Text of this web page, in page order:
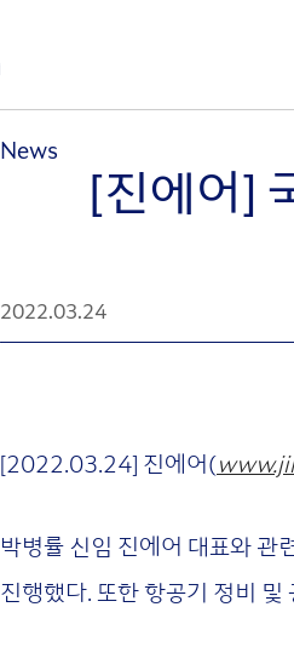
News
[진에어]
2022.03.24
[2022.03.24] 진에어(
박병률 신임 진에어 대표와 관
진행했다. 또한 항공기 정비